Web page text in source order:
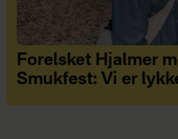
Forelsket Hjalmer
Smukfest: Vi er